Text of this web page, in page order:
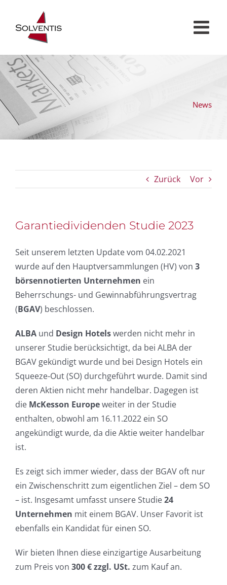
springen
News
Zurück Vor
Garantiedividenden Studie 2023
Seit unserem letzten Update vom 04.02.2021
wurde auf den Hauptversammlungen (HV) von 3
börsennotierten Unternehmen ein
Beherrschungs- und Gewinnabführungsvertrag
(BGAV) beschlossen.
ALBA und Design Hotelswerden nicht mehr in
unserer Studie berücksichtigt, da bei ALBA der
BGAV gekündigt wurde und bei Design Hotels ein
Squeeze-Out (SO) durchgeführt wurde. Damit sind
deren Aktien nicht mehr handelbar. Dagegen ist
die McKesson Europeweiter in der Studie
enthalten, obwohl am 16.11.2022 ein SO
angekündigt wurde, da die Aktie weiter handelbar
ist.
Es zeigt sich immer wieder, dass der BGAV oft nur
ein Zwischenschritt zum eigentlichen Ziel – dem SO
– ist. Insgesamt umfasst unsere Studie24
Unternehmen mit einem BGAV. Unser Favorit ist
ebenfalls ein Kandidat für einen SO.
Wir bieten Ihnen diese einzigartige Ausarbeitung
zum Preis von 300 € zzgl. USt. zum Kauf an.